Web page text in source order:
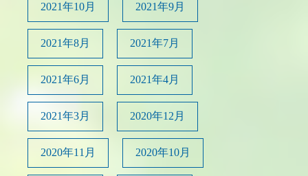
2021年10月 2021年9月
2021年8月 2021年7月
2021年6月 2021年4月
2021年3月 2020年12月
2020年11月 2020年10月